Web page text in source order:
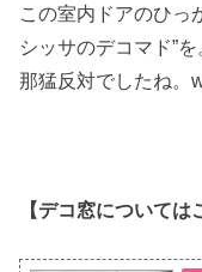
この室内ドアのひっ
シッサのデコマド”
那猛反対でしたね。
【デコ窓については